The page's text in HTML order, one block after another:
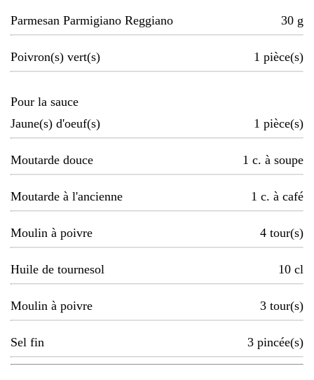
Parmesan Parmigiano Reggiano 30 g
Poivron(s) vert(s) 1 pièce(s)
Pour la sauce
Jaune(s) d'oeuf(s)
1 pièce(s)
Moutarde douce 1 c. à soupe
Moutarde à l'ancienne 1 c. à café
Moulin à poivre 4 tour(s)
Huile de tournesol 10 cl
Moulin à poivre 3 tour(s)
Sel fin 3 pincée(s)